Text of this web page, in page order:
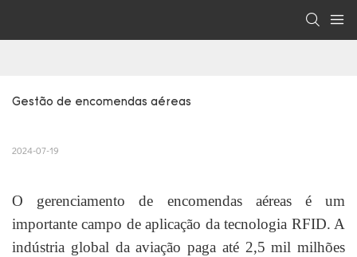
Gestão de encomendas aéreas
2024-07-19
O gerenciamento de encomendas aéreas é um
importante campo de aplicação da tecnologia RFID. A
indústria global da aviação paga até 2,5 mil milhões